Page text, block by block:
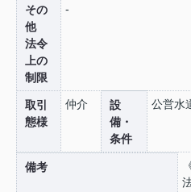
その
他
法令
上の
制限
-
取引
態様
仲介
設
備・
条件
公営水
備考